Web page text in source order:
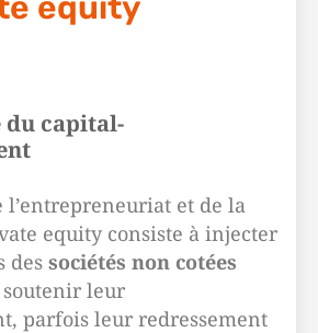
du capital-
l’entrepreneuriat et de la
equity consiste à injecter
des sociétés non cotées
leur
parfois leur redressement